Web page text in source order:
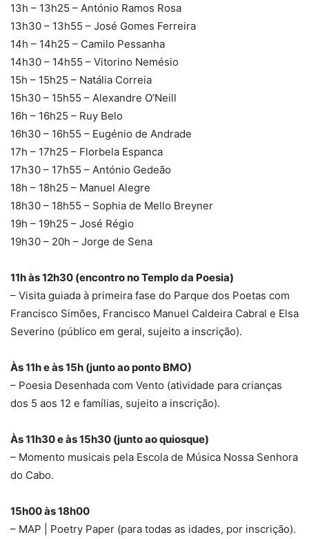
13h – 13h25 – António Ramos Rosa
13h30 – 13h55 – José Gomes Ferreira
14h – 14h25 – Camilo Pessanha
14h30 – 14h55 – Vitorino Nemésio
15h – 15h25 – Natália Correia
15h30 – 15h55 – Alexandre O’Neill
16h – 16h25 – Ruy Belo
16h30 – 16h55 – Eugénio de Andrade
17h – 17h25 – Florbela Espanca
17h30 – 17h55 – António Gedeão
18h – 18h25 – Manuel Alegre
18h30 – 18h55 – Sophia de Mello Breyner
19h – 19h25 – José Régio
19h30 – 20h – Jorge de Sena
11h às 12h30 (encontro no Templo da Poesia)
– Visita guiada à primeira fase do Parque dos Poetas com
Francisco Simões, Francisco Manuel Caldeira Cabral e Elsa
Severino (público em geral, sujeito a inscrição).
Às 11h e às 15h (junto ao ponto BMO)
– Poesia Desenhada com Vento (atividade para crianças
dos 5 aos 12 e famílias, sujeito a inscrição).
Às 11h30 e às 15h30 (junto ao quiosque)
– Momento musicais pela Escola de Música Nossa Senhora
do Cabo.
15h00 às 18h00
– MAP | Poetry Paper (para todas as idades, por inscrição).